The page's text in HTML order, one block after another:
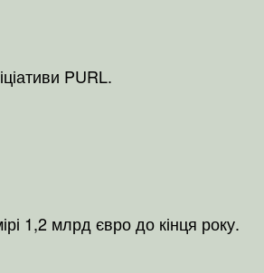
PURL.
1,2 млрд євро до кінця року.